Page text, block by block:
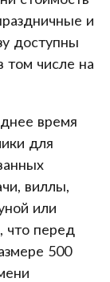
и
доступны
том числе на
время
для
виллы,
или
что перед
500